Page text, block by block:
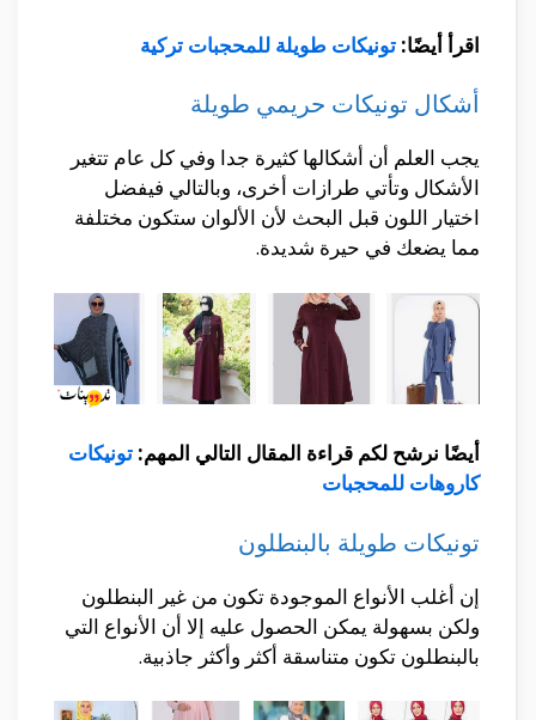
اقرأ أيضًا: تونيكات طويلة للمحجبات تركية
أشكال تونيكات حريمي طويلة
يجب العلم أن أشكالها كثيرة جدا وفي كل عام تتغير
الأشكال وتأتي طرازات أخرى، وبالتالي فيفضل
اختيار اللون قبل البحث لأن الألوان ستكون مختلفة
مما يضعك في حيرة شديدة.
أيضًا نرشح لكم قراءة المقال التالي المهم: تونيكات
كاروهات للمحجبات
تونيكات طويلة بالبنطلون
إن أغلب الأنواع الموجودة تكون من غير البنطلون
ولكن بسهولة يمكن الحصول عليه إلا أن الأنواع التي
بالبنطلون تكون متناسقة أكثر وأكثر جاذبية.